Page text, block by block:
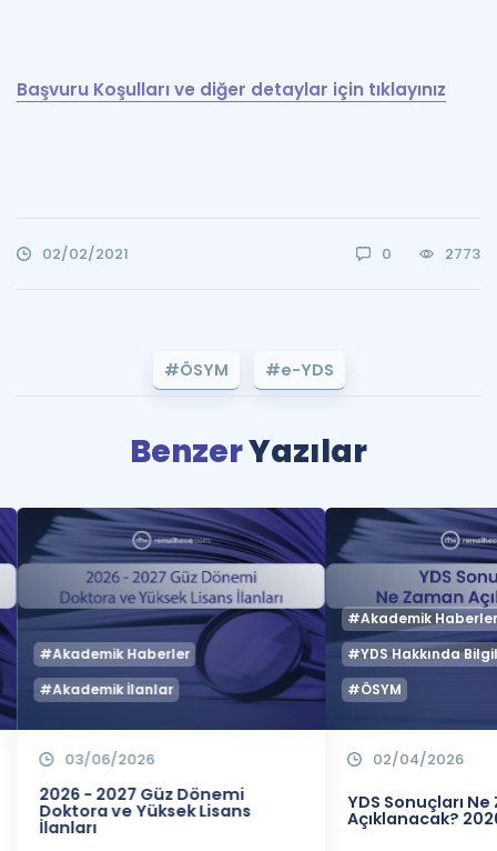
Başvuru Koşulları ve diğer detaylar için tıklayınız
02/02/2021 0 2773
#ÖSYM #e-YDS
BenzerYazılar
#Akademik Haberler
#Akademik İlanlar
03/06/2026
2026 - 2027 Güz Dönemi
Doktora ve Yüksek Lisans
İlanları
#Akademik
#YDS Hakkında
#ÖSYM
02/04/2026
YDS Sonuçları
Açıklanacak?